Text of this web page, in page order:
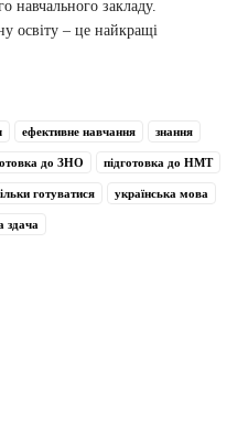
навчального закладу.
освіту – це найкращі
ефективне навчання знання
до ЗНО підготовка до НМТ
готуватися українська мова
здача